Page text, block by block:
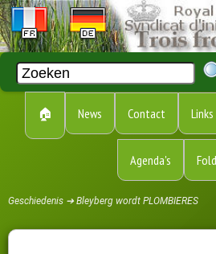
🏠 News Contact Links
Agenda's
Geschiedenis ➔ Bleyberg wordt PLOMBIERES